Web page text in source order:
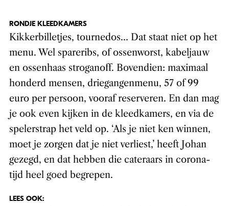
RONDJE KLEEDKAMERS
Kikkerbilletjes, tournedos… Dat staat niet op het
menu. Wel spareribs, of ossenworst, kabeljauw
en ossenhaas stroganoff. Bovendien: maximaal
honderd mensen, driegangenmenu, 57 of 99
euro per persoon, vooraf reserveren. En dan mag
je ook even kijken in de kleedkamers, en via de
spelerstrap het veld op. ‘Als je niet ken winnen,
moet je zorgen dat je niet verliest,’ heeft Johan
gezegd, en dat hebben die cateraars in corona-
tijd heel goed begrepen.
LEES OOK: